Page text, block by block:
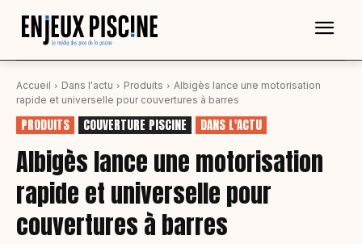
Accueil Dans l'actu Produits
Albigès lance une motorisation
rapide et universelle pour couvertures à barres
PRODUITS COUVERTURE PISCINE DANS L'ACTU
Albigès lance une motorisation
rapide et universelle pour
couvertures à barres